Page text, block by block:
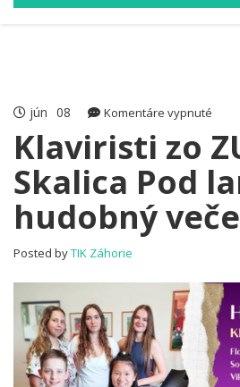
jún 08 Komentáre vypnuté
zo
ZUŠ
Pod
Klaviristi zo
Skalica Pod
hudobný
Posted byTIK Záhorie